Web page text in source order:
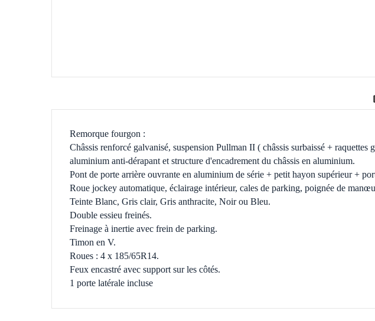
Remorque fourgon :
Châssis renforcé galvanisé, suspension Pullman II ( châssis surbaissé +
aluminium anti-dérapant et structure d'encadrement du châssis en aluminium.
Pont de porte arrière ouvrante en aluminium de série + petit hayon supérieur +
Roue jockey automatique, éclairage intérieur, cales de parking, poignée de
Teinte Blanc, Gris clair, Gris anthracite, Noir ou Bleu.
Double essieu freinés.
Freinage à inertie avec frein de parking.
Timon en V.
Roues : 4 x 185/65R14.
Feux encastré avec support sur les côtés.
1 porte latérale incluse